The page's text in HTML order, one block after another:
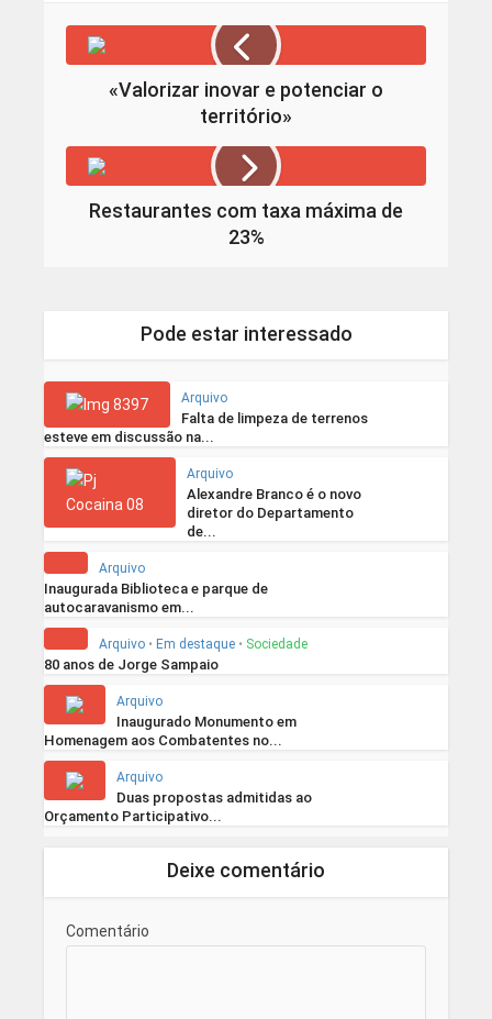
«Valorizar inovar e potenciar o
território»
Restaurantes com taxa máxima de
23%
Pode estar interessado
Arquivo
Falta de limpeza de terrenos
esteve em discussão na...
Arquivo
Alexandre Branco é o novo
diretor do Departamento
de...
Arquivo
Inaugurada Biblioteca e parque de
autocaravanismo em...
Arquivo • Em destaque • Sociedade
80 anos de Jorge Sampaio
Arquivo
Inaugurado Monumento em
Homenagem aos Combatentes no...
Arquivo
Duas propostas admitidas ao
Orçamento Participativo...
Deixe comentário
Comentário